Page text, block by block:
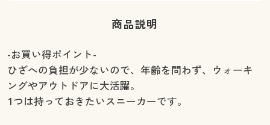
商品説明
-お買い得ポイント-
ひざへの負担が少ないので、年齢を問わず、ウォーキ
ングやアウトドアに大活躍。
1つは持っておきたいスニーカーです。